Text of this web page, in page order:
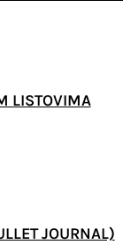
LISTOVIMA
JOURNAL)